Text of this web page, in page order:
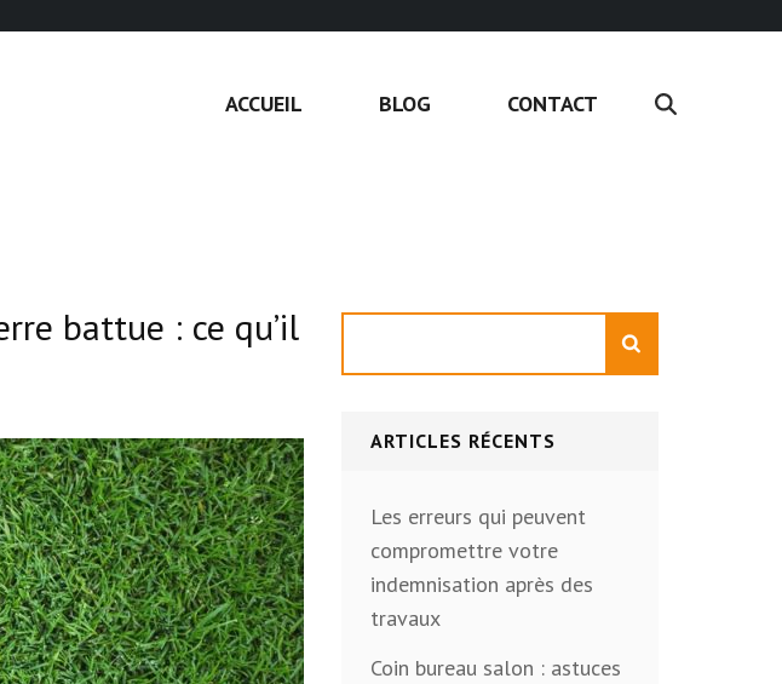
ACCUEIL BLOG CONTACT
battue : ce qu’il
ARTICLES RÉCENTS
Les erreurs qui peuvent
compromettre votre
indemnisation après des
travaux
Coin bureau salon : astuces